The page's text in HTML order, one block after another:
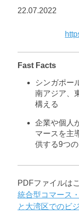
22.07.2022
Fast Facts
シンガポー
南アジア、
構える
企業や個人
マースを主
供する9つ
PDFファイルは
統合型コマース
と大湾区でのビ